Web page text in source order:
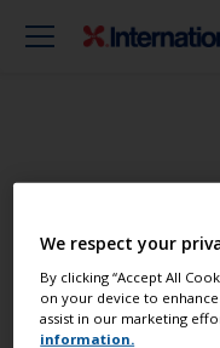
garder
We respect your
By clicking “Accept All
on your device to enhance
assist in our marketing
information.